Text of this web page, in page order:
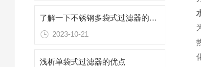
了解一下不锈钢多袋式过滤器的工作原理及特点吧
2023-10-21
浅析单袋式过滤器的优点